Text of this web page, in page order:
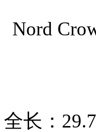
Nord
全长：29.7